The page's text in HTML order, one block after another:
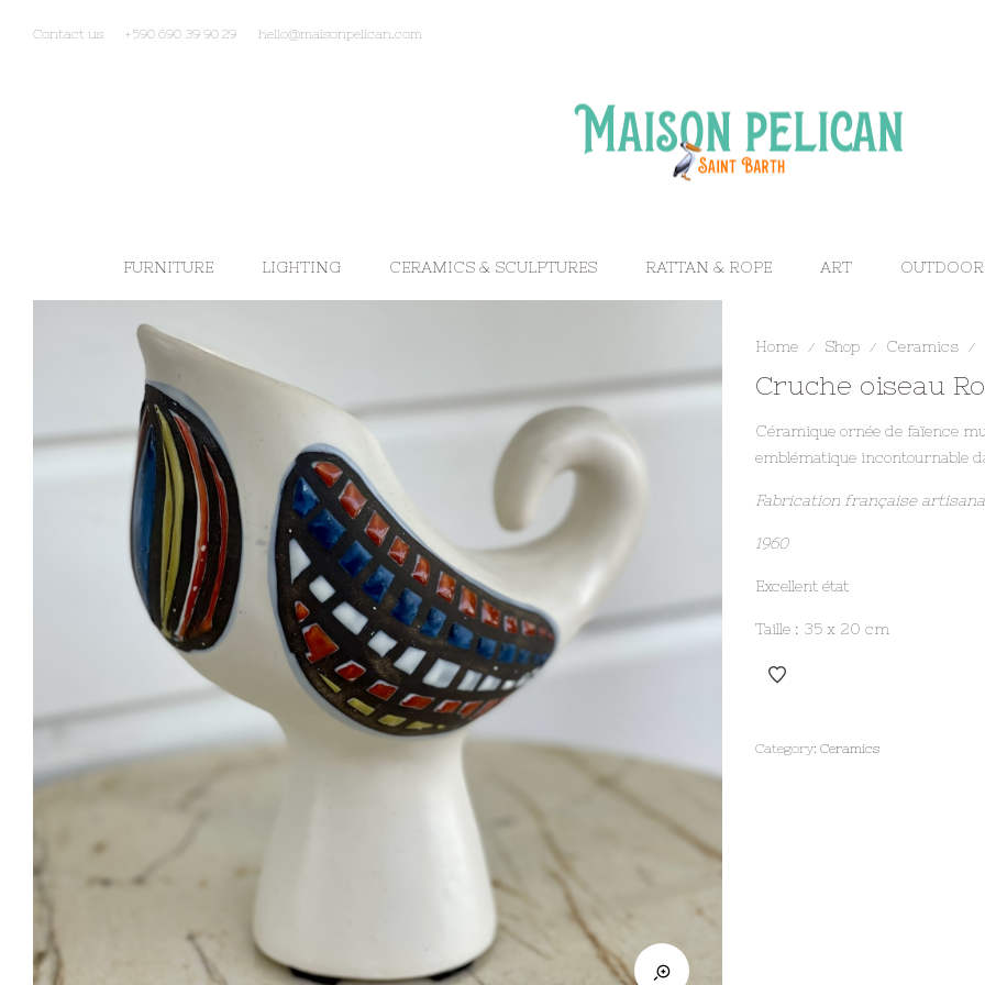
Contact us +590 690 39 90 29 hello@maisonpelican.com
FURNITURE LIGHTING CERAMICS & SCULPTURES RATTAN & ROPE ART OUTDOOR
Home / Shop / Ceramics /
Cruche oiseau
Céramique ornée de faïence
emblématique incontournable
Fabrication française
1960
Excellent état
Taille : 35 x 20 cm
Category: Ceramics